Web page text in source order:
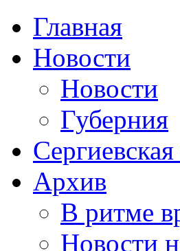
Главная
Новости
Новости
Губерния
Архив
В ритме
Новости